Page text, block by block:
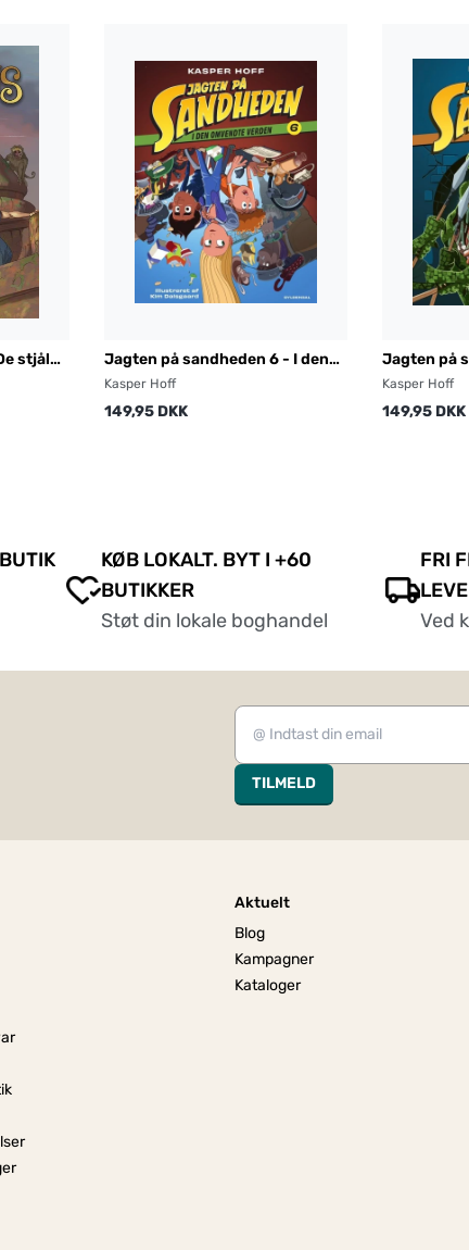
stjålne
Jagten på sandheden 6 - I den
omvendte verden
Kasper Hoff
149,95 DKK
Jagten på
Kasper Hoff
149,95 DKK
KØB LOKALT. BYT I +60
BUTIKKER
Støt din lokale boghandel
FRI
Ved
TILMELD
Aktuelt
Blog
Kampagner
Kataloger